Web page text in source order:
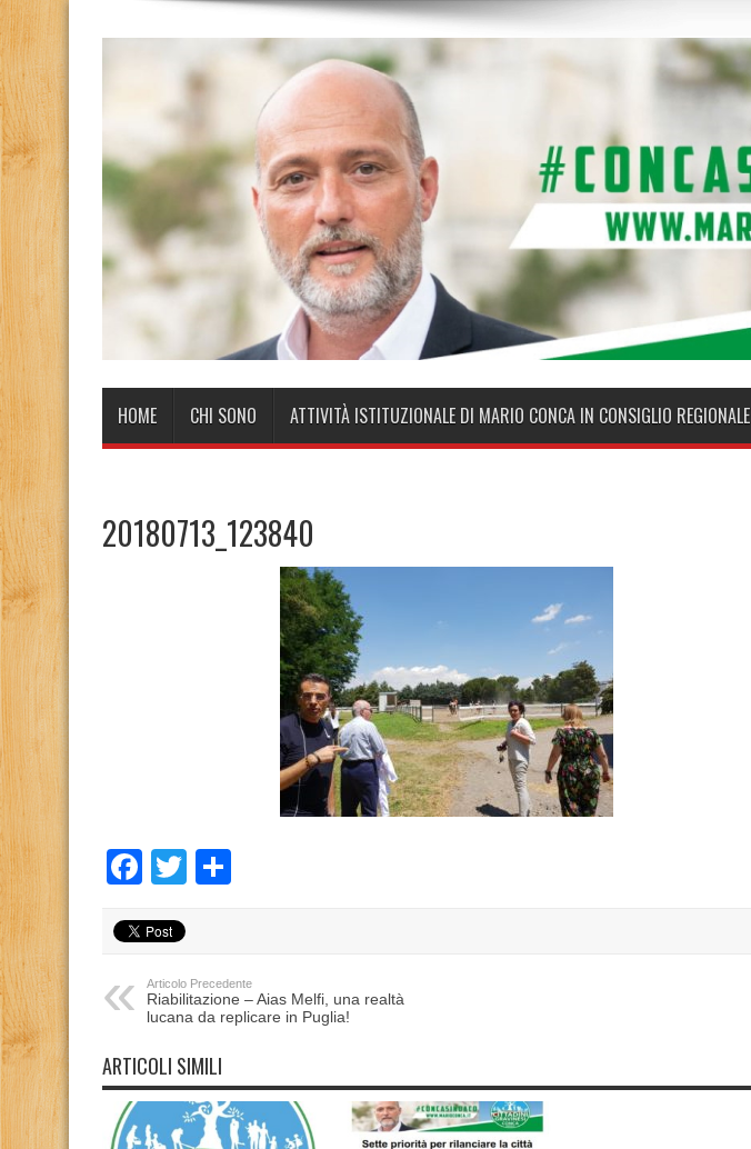
HOME CHI SONO ATTIVITÀ ISTITUZIONALE DI MARIO CONCA IN CONSIGLIO REGIONALE
20180713_123840
Facebook
Twitter
Articolo Precedente
Riabilitazione – Aias Melfi, una realtà
lucana da replicare in Puglia!
ARTICOLI SIMILI